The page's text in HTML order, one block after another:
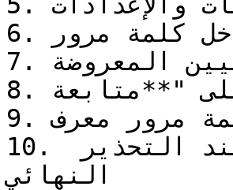
6. أدخل كلمة مرور Mac عند الطلب
7. راجع خطوات إعادة التعيين المعروضة
8. انقر على "**متابعة**"
9. أدخل كلمة مرور معرف Apple الخاص بك
10. انقر على زر "**مسح**" الأحمر عند التحذير
النهائي